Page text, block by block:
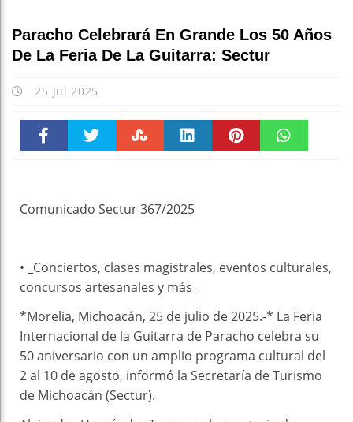
Paracho Celebrará En Grande Los 50 Años
De La Feria De La Guitarra: Sectur
25 Jul 2025
Comunicado Sectur 367/2025
• _Conciertos, clases magistrales, eventos culturales,
concursos artesanales y más_
*Morelia, Michoacán, 25 de julio de 2025.-* La Feria
Internacional de la Guitarra de Paracho celebra su
50 aniversario con un amplio programa cultural del
2 al 10 de agosto, informó la Secretaría de Turismo
de Michoacán (Sectur).